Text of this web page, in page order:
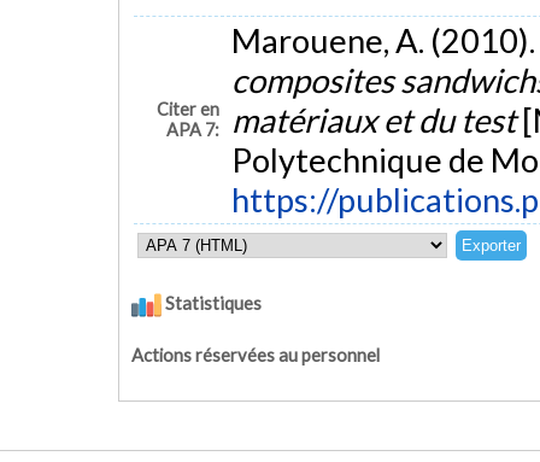
Citer en
APA 7:
Marouene, A. (2010).
composites
matériaux et du test
Polytechnique de
https://
Statistiques
Actions réservées au personnel